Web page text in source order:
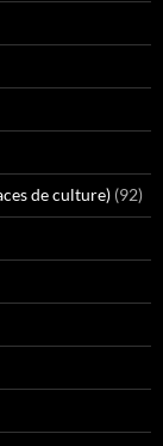
de culture) (92)